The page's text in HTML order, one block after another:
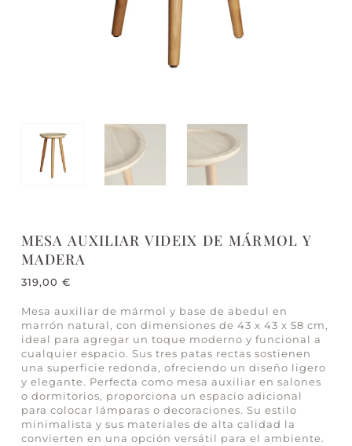
MESA AUXILIAR VIDEIX DE MÁRMOL Y
MADERA
319,00 €
Mesa auxiliar de mármol y base de abedul en
marrón natural, con dimensiones de 43 x 43 x 58 cm,
ideal para agregar un toque moderno y funcional a
cualquier espacio. Sus tres patas rectas sostienen
una superficie redonda, ofreciendo un diseño ligero
y elegante. Perfecta como mesa auxiliar en salones
o dormitorios, proporciona un espacio adicional
para colocar lámparas o decoraciones. Su estilo
minimalista y sus materiales de alta calidad la
convierten en una opción versátil para el ambiente.